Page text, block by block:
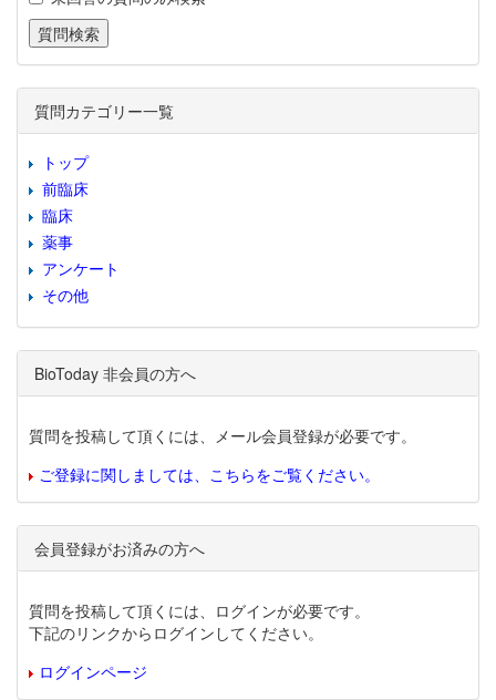
質問カテゴリー一覧
トップ
前臨床
臨床
薬事
アンケート
その他
BioToday 非会員の方へ
質問を投稿して頂くには、メール会員登録が必要です。
ご登録に関しましては、こちらをご覧ください。
会員登録がお済みの方へ
質問を投稿して頂くには、ログインが必要です。
下記のリンクからログインしてください。
ログインページ